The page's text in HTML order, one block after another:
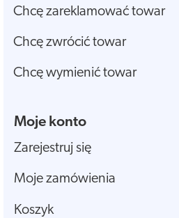
Chcę zareklamować towar
Chcę zwrócić towar
Chcę wymienić towar
Moje konto
Zarejestruj się
Moje zamówienia
Koszyk